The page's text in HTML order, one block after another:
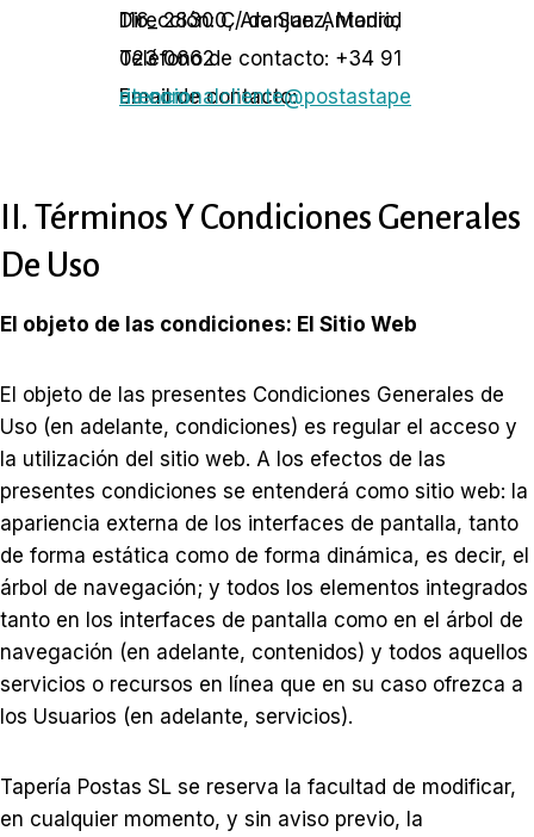
Dirección: C/ de San Antonio, 116_ 28300, Aranjuez, Madrid
Teléfono de contacto: +34 91 023 0662
Email de contacto:
atencionalcliente@postastaperia.com
II. Términos Y Condiciones Generales
De Uso
El objeto de las condiciones: El Sitio Web
El objeto de las presentes Condiciones Generales de
Uso (en adelante, condiciones) es regular el acceso y
la utilización del sitio web. A los efectos de las
presentes condiciones se entenderá como sitio web: la
apariencia externa de los interfaces de pantalla, tanto
de forma estática como de forma dinámica, es decir, el
árbol de navegación; y todos los elementos integrados
tanto en los interfaces de pantalla como en el árbol de
navegación (en adelante, contenidos) y todos aquellos
servicios o recursos en línea que en su caso ofrezca a
los Usuarios (en adelante, servicios).
Tapería Postas SL se reserva la facultad de modificar,
en cualquier momento, y sin aviso previo, la